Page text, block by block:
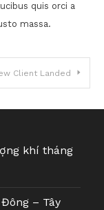
quis orci a
massa.
Client Landed
khí tháng
– Tây